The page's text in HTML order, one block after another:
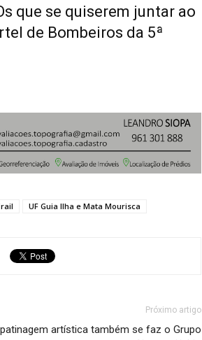
que se quiserem juntar ao
de Bombeiros da 5ª
UF Guia Ilha e Mata Mourisca
Próximo artigo
artística também se faz o Grupo